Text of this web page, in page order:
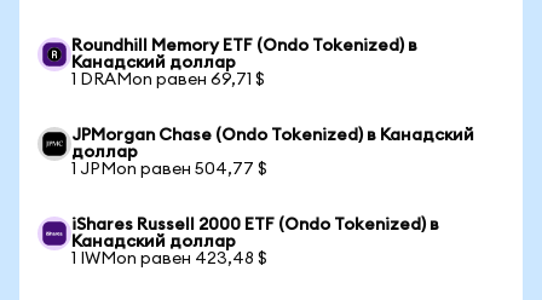
Roundhill Memory ETF (Ondo Tokenized) в
Канадский доллар
1 DRAMon равен 69,71 $
JPMorgan Chase (Ondo Tokenized) в Канадский
доллар
1 JPMon равен 504,77 $
iShares Russell 2000 ETF (Ondo Tokenized) в
Канадский доллар
1 IWMon равен 423,48 $